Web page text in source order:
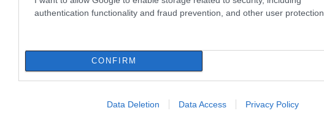
authentication functionality and fraud prevention, and other user protection.
CONFIRM
Data Deletion Data Access Privacy Policy
July 2, 2026